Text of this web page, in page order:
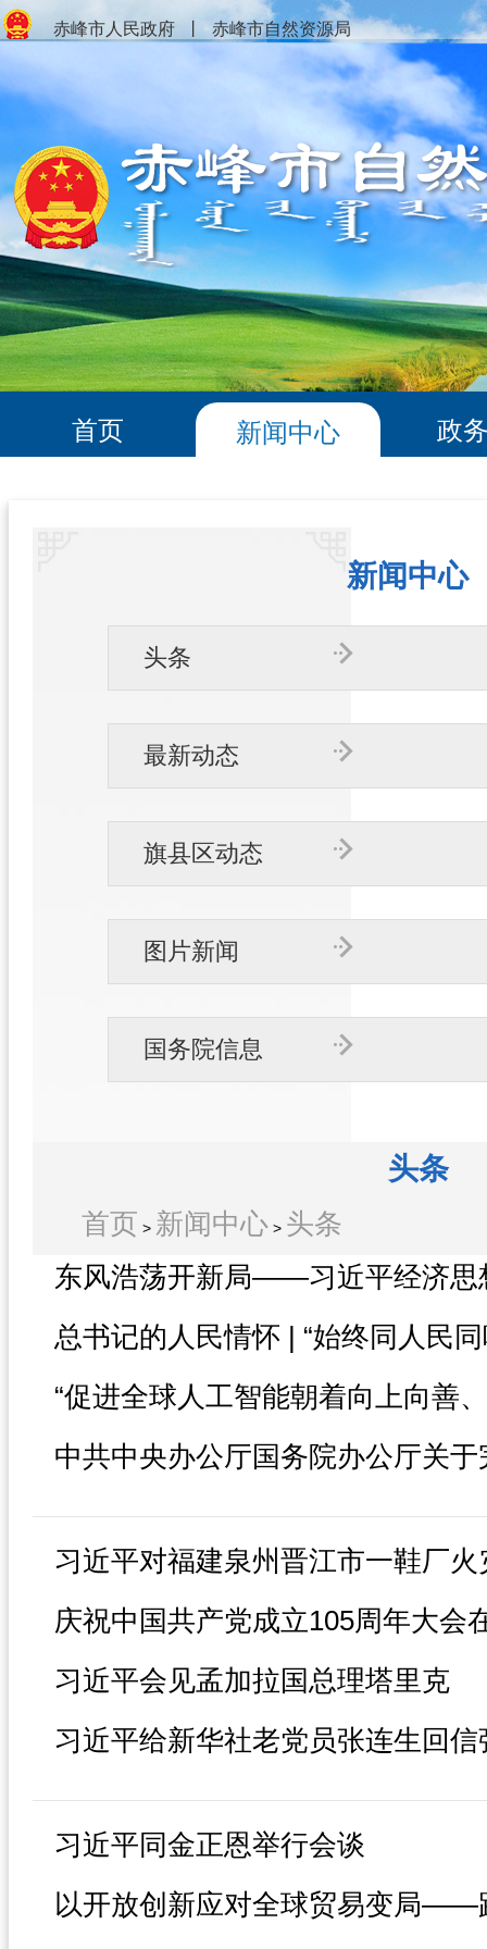
赤峰市人民政府 赤峰市自然资源局
首页 新闻中心 政
新闻中心
头条
最新动态
旗县区动态
图片新闻
国务院信息
头条
首页 > 新闻中心> 头条
习近平会见孟加拉国总理塔里克
习近平同金正恩举行会谈